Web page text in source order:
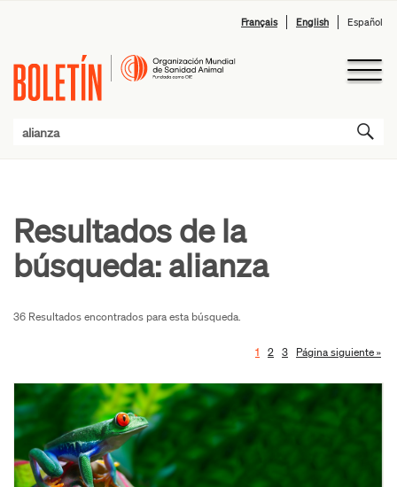
Français English Español
Resultados de la
búsqueda: alianza
36 Resultados encontrados para esta búsqueda.
1 2 3 Página siguiente »